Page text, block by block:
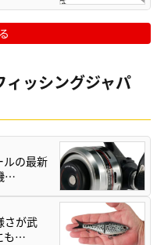
ッシングジャパ
ルの最新
…
さが武
も…